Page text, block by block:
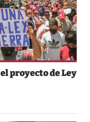
proyecto de Ley